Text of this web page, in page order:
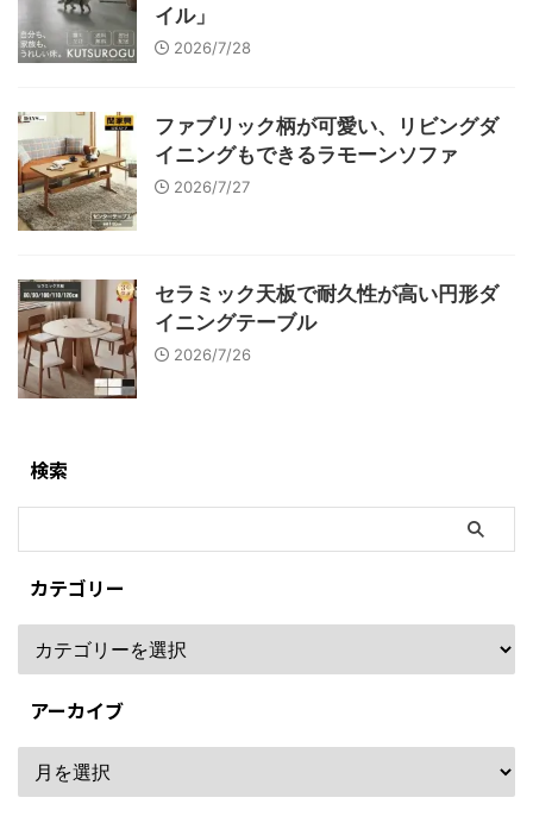
イル」
2026/7/28
ファブリック柄が可愛い、リビングダ
イニングもできるラモーンソファ
2026/7/27
セラミック天板で耐久性が高い円形ダ
イニングテーブル
2026/7/26
検索
カテゴリー
アーカイブ